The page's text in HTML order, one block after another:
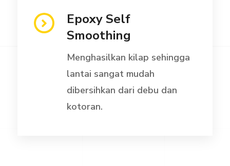
Epoxy Self
Smoothing
Menghasilkan kilap sehingga
lantai sangat mudah
dibersihkan dari debu dan
kotoran.